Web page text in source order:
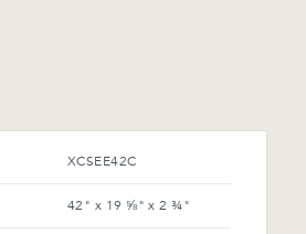
XCSEE42C
42" x 19 ⅝" x 2 ¾"